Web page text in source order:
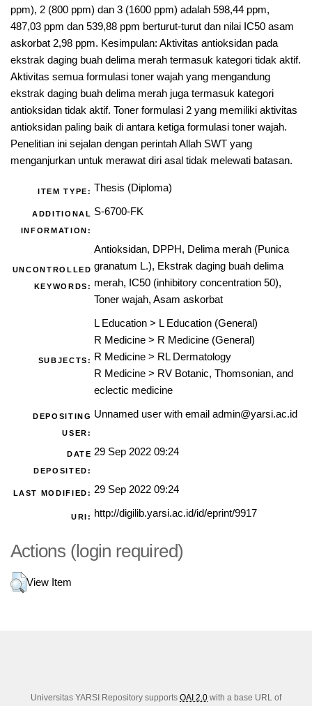
ppm), 2 (800 ppm) dan 3 (1600 ppm) adalah 598,44 ppm,
487,03 ppm dan 539,88 ppm berturut-turut dan nilai IC50 asam
askorbat 2,98 ppm. Kesimpulan: Aktivitas antioksidan pada
ekstrak daging buah delima merah termasuk kategori tidak aktif.
Aktivitas semua formulasi toner wajah yang mengandung
ekstrak daging buah delima merah juga termasuk kategori
antioksidan tidak aktif. Toner formulasi 2 yang memiliki aktivitas
antioksidan paling baik di antara ketiga formulasi toner wajah.
Penelitian ini sejalan dengan perintah Allah SWT yang
menganjurkan untuk merawat diri asal tidak melewati batasan.
ITEM TYPE: Thesis (Diploma)
ADDITIONAL
INFORMATION:
S-6700-FK
UNCONTROLLED
KEYWORDS:
Antioksidan, DPPH, Delima merah (Punica
granatum L.), Ekstrak daging buah delima
merah, IC50 (inhibitory concentration 50),
Toner wajah, Asam askorbat
SUBJECTS:
L Education> L Education (General)
R Medicine> R Medicine (General)
R Medicine> RL Dermatology
R Medicine> RV Botanic, Thomsonian, and
eclectic medicine
DEPOSITING
USER:
Unnamed user with email admin@yarsi.ac.id
DATE
DEPOSITED:
29 Sep 2022 09:24
LAST MODIFIED: 29 Sep 2022 09:24
URI: http://digilib.yarsi.ac.id/id/eprint/9917
Actions (login required)
View Item
Universitas YARSI Repository supports OAI 2.0 with a base URL of